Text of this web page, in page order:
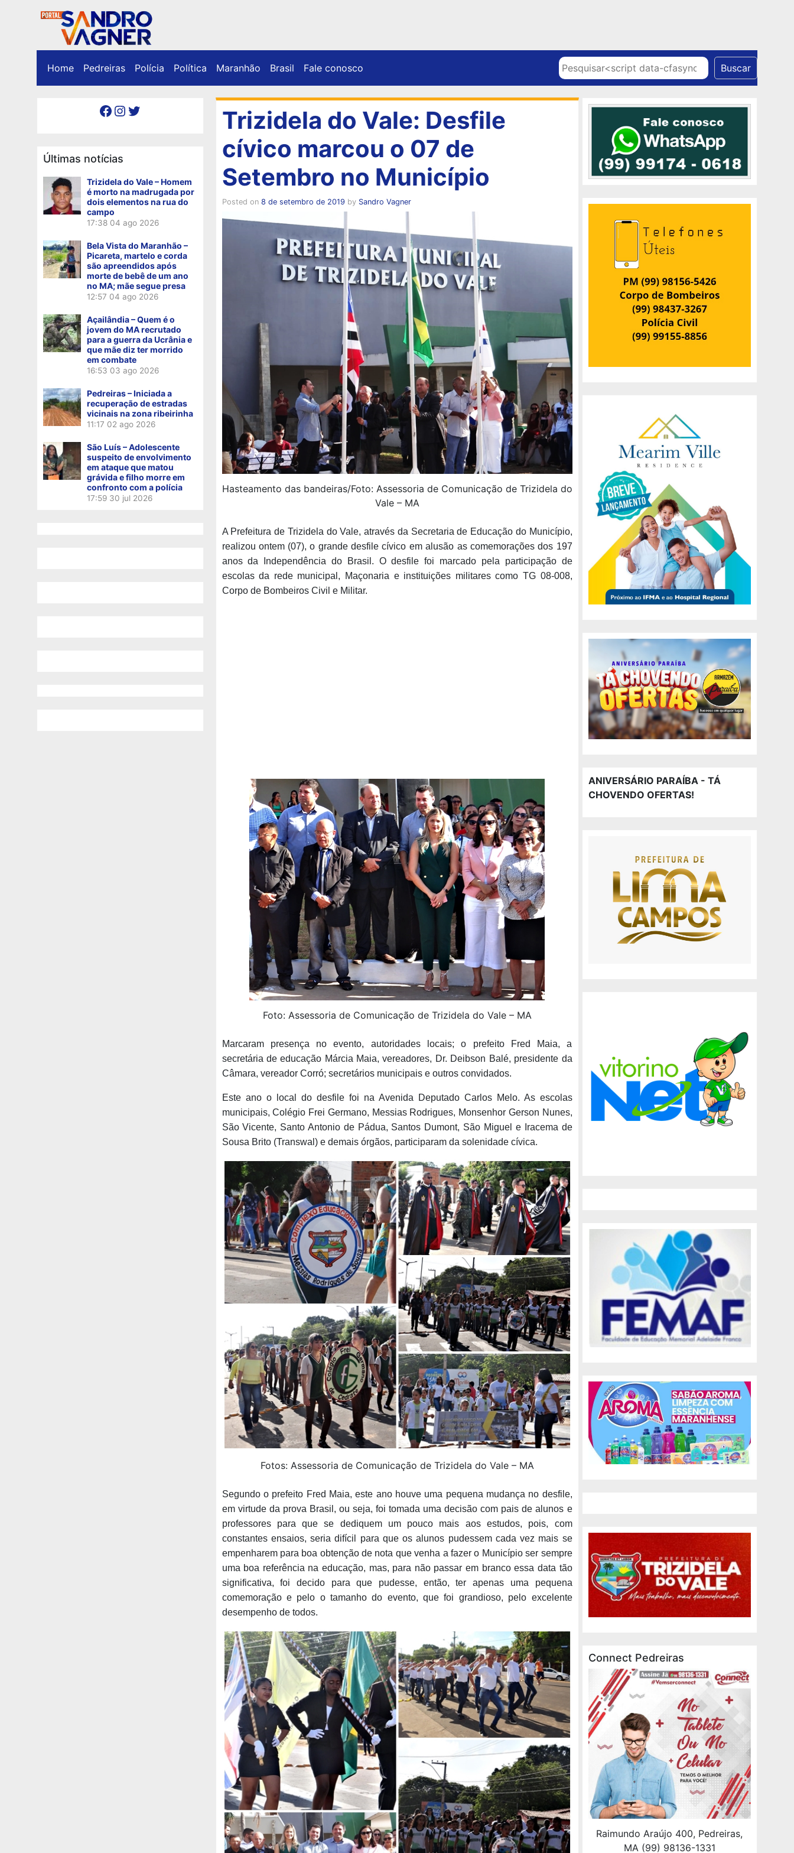
Home Pedreiras Polícia Política Maranhão Brasil Fale conosco Pesquisar Buscar
Facebook Instagram Twitter
Últimas notícias
Trizidela do Vale – Homem
é morto na madrugada por
dois elementos na rua do
campo
17:38 04 ago 2026
Bela Vista do Maranhão –
Picareta, martelo e corda
são apreendidos após
morte de bebê de um ano
no MA; mãe segue presa
12:57 04 ago 2026
Açailândia – Quem é o
jovem do MA recrutado
para a guerra da Ucrânia e
que mãe diz ter morrido
em combate
16:53 03 ago 2026
Pedreiras – Iniciada a
recuperação de estradas
vicinais na zona ribeirinha
11:17 02 ago 2026
São Luís – Adolescente
suspeito de envolvimento
em ataque que matou
grávida e filho morre em
confronto com a polícia
17:59 30 jul 2026
Trizidela do Vale: Desfile
cívico marcou o 07 de
Setembro no Município
Posted on 8 de setembro de 2019 by Sandro Vagner
Hasteamento das bandeiras/Foto: Assessoria de Comunicação de Trizidela do
Vale – MA
A Prefeitura de Trizidela do Vale, através da Secretaria de Educação do Município,
realizou ontem (07), o grande desfile cívico em alusão as comemorações dos 197
anos da Independência do Brasil. O desfile foi marcado pela participação de
escolas da rede municipal, Maçonaria e instituições militares como TG 08-008,
Corpo de Bombeiros Civil e Militar.
Foto: Assessoria de Comunicação de Trizidela do Vale – MA
Marcaram presença no evento, autoridades locais; o prefeito Fred Maia, a
secretária de educação Márcia Maia, vereadores, Dr. Deibson Balé, presidente da
Câmara, vereador Corró; secretários municipais e outros convidados.
Este ano o local do desfile foi na Avenida Deputado Carlos Melo. As escolas
municipais, Colégio Frei Germano, Messias Rodrigues, Monsenhor Gerson Nunes,
São Vicente, Santo Antonio de Pádua, Santos Dumont, São Miguel e Iracema de
Sousa Brito (Transwal) e demais órgãos, participaram da solenidade cívica.
Fotos: Assessoria de Comunicação de Trizidela do Vale – MA
Segundo o prefeito Fred Maia, este ano houve uma pequena mudança no desfile,
em virtude da prova Brasil, ou seja, foi tomada uma decisão com pais de alunos e
professores para que se dediquem um pouco mais aos estudos, pois, com
constantes ensaios, seria difícil para que os alunos pudessem cada vez mais se
empenharem para boa obtenção de nota que venha a fazer o Município ser sempre
uma boa referência na educação, mas, para não passar em branco essa data tão
significativa, foi decido para que pudesse, então, ter apenas uma pequena
comemoração e pelo o tamanho do evento, que foi grandioso, pelo excelente
desempenho de todos.
ANIVERSÁRIO PARAÍBA - TÁ
CHOVENDO OFERTAS!
Connect Pedreiras
Raimundo Araújo 400, Pedreiras,
MA (99) 98136-1331